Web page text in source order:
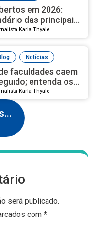
em 2026:
das principais
Karla Thyale
, Notícias
faculdades caem
entenda os
Karla Thyale
será publicado.
com*